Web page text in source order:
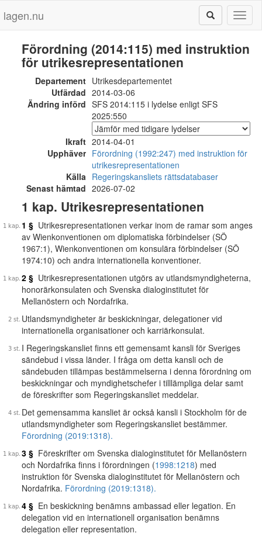
lagen.nu
Förordning (2014:115) med instruktion
för utrikesrepresentationen
Departement Utrikesdepartementet
Utfärdad 2014-03-06
Ändring införd SFS 2014:115 i lydelse enligt SFS
2025:550
Ikraft 2014-04-01
Upphäver Förordning (1992:247) med instruktion för
utrikesrepresentationen
Källa Regeringskansliets rättsdatabaser
Senast hämtad 2026-07-02
1 kap. Utrikesrepresentationen
1 § Utrikesrepresentationen verkar inom de ramar som anges
av Wienkonventionen om diplomatiska förbindelser (SÖ
1967:1), Wienkonventionen om konsulära förbindelser (SÖ
1974:10) och andra internationella konventioner.
2 § Utrikesrepresentationen utgörs av utlandsmyndigheterna,
honorärkonsulaten och Svenska dialoginstitutet för
Mellanöstern och Nordafrika.
Utlandsmyndigheter är beskickningar, delegationer vid
internationella organisationer och karriärkonsulat.
I Regeringskansliet finns ett gemensamt kansli för Sveriges
sändebud i vissa länder. I fråga om detta kansli och de
sändebuden tillämpas bestämmelserna i denna förordning om
beskickningar och myndighetschefer i tilllämpliga delar samt
de föreskrifter som Regeringskansliet meddelar.
Det gemensamma kansliet är också kansli i Stockholm för de
utlandsmyndigheter som Regeringskansliet bestämmer.
Förordning (2019:1318).
3 § Föreskrifter om Svenska dialoginstitutet för Mellanöstern
och Nordafrika finns i förordningen (1998:1218) med
instruktion för Svenska dialoginstitutet för Mellanöstern och
Nordafrika. Förordning (2019:1318).
4 § En beskickning benämns ambassad eller legation. En
delegation vid en internationell organisation benämns
delegation eller representation.